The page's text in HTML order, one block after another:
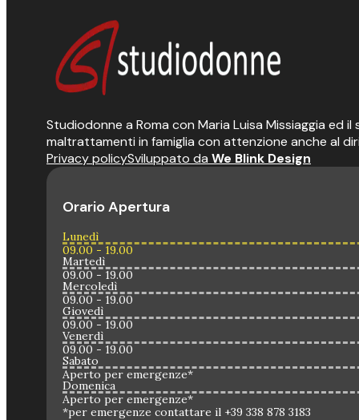
Studiodonne a Roma con Maria Luisa Missiaggia ed
maltrattamenti in famiglia con attenzione anche al
Privacy policySviluppato da We Blink Design
Orario Apertura
Lunedì
09.00 - 19.00
Martedì
09.00 - 19.00
Mercoledì
09.00 - 19.00
Giovedì
09.00 - 19.00
Venerdì
09.00 - 19.00
Sabato
Aperto per emergenze*
Domenica
Aperto per emergenze*
*per emergenze contattare il +39 338 878 3183